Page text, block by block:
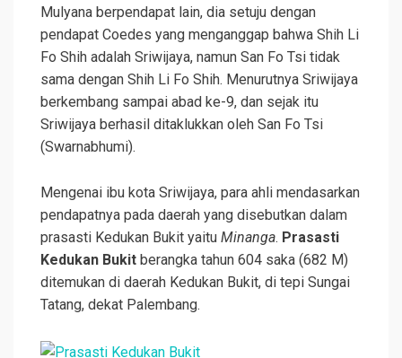
Mulyana berpendapat lain, dia setuju dengan
pendapat Coedes yang menganggap bahwa Shih Li
Fo Shih adalah Sriwijaya, namun San Fo Tsi tidak
sama dengan Shih Li Fo Shih. Menurutnya Sriwijaya
berkembang sampai abad ke-9, dan sejak itu
Sriwijaya berhasil ditaklukkan oleh San Fo Tsi
(Swarnabhumi).
Mengenai ibu kota Sriwijaya, para ahli mendasarkan
pendapatnya pada daerah yang disebutkan dalam
prasasti Kedukan Bukit yaitu Minanga. Prasasti
Kedukan Bukit berangka tahun 604 saka (682 M)
ditemukan di daerah Kedukan Bukit, di tepi Sungai
Tatang, dekat Palembang.